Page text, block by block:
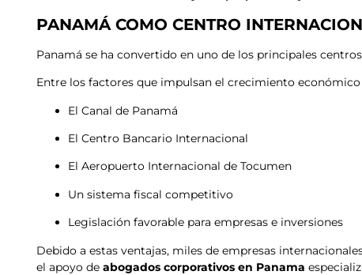
PANAMÁ COMO CENTRO
Panamá se ha convertido en uno de los principales
Entre los factores que impulsan el crecimiento económico
El Canal de Panamá
El Centro Bancario Internacional
El Aeropuerto Internacional de Tocumen
Un sistema fiscal competitivo
Legislación favorable para empresas e inversiones
Debido a estas ventajas, miles de empresas
el apoyo de abogados corporativos en Panama